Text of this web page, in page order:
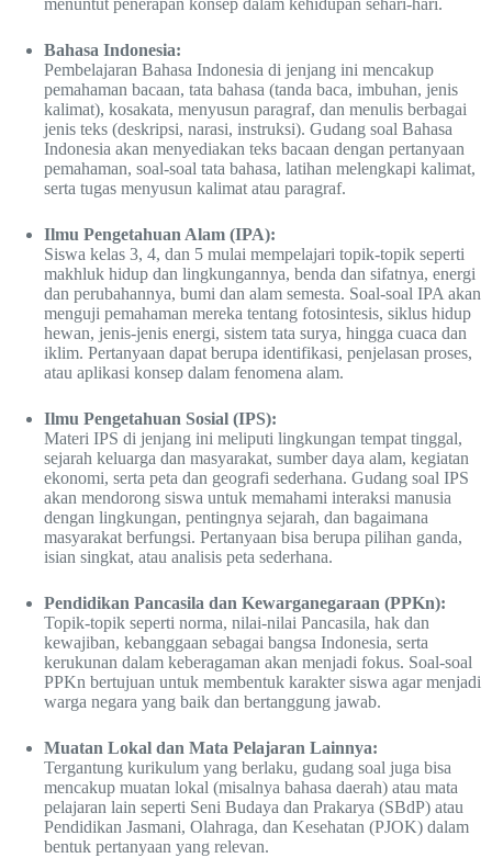
menuntut penerapan konsep dalam kehidupan sehari-hari.
Bahasa Indonesia:
Pembelajaran Bahasa Indonesia di jenjang ini mencakup
pemahaman bacaan, tata bahasa (tanda baca, imbuhan, jenis
kalimat), kosakata, menyusun paragraf, dan menulis berbagai
jenis teks (deskripsi, narasi, instruksi). Gudang soal Bahasa
Indonesia akan menyediakan teks bacaan dengan pertanyaan
pemahaman, soal-soal tata bahasa, latihan melengkapi kalimat,
serta tugas menyusun kalimat atau paragraf.
Ilmu Pengetahuan Alam (IPA):
Siswa kelas 3, 4, dan 5 mulai mempelajari topik-topik seperti
makhluk hidup dan lingkungannya, benda dan sifatnya, energi
dan perubahannya, bumi dan alam semesta. Soal-soal IPA akan
menguji pemahaman mereka tentang fotosintesis, siklus hidup
hewan, jenis-jenis energi, sistem tata surya, hingga cuaca dan
iklim. Pertanyaan dapat berupa identifikasi, penjelasan proses,
atau aplikasi konsep dalam fenomena alam.
Ilmu Pengetahuan Sosial (IPS):
Materi IPS di jenjang ini meliputi lingkungan tempat tinggal,
sejarah keluarga dan masyarakat, sumber daya alam, kegiatan
ekonomi, serta peta dan geografi sederhana. Gudang soal IPS
akan mendorong siswa untuk memahami interaksi manusia
dengan lingkungan, pentingnya sejarah, dan bagaimana
masyarakat berfungsi. Pertanyaan bisa berupa pilihan ganda,
isian singkat, atau analisis peta sederhana.
Pendidikan Pancasila dan Kewarganegaraan (PPKn):
Topik-topik seperti norma, nilai-nilai Pancasila, hak dan
kewajiban, kebanggaan sebagai bangsa Indonesia, serta
kerukunan dalam keberagaman akan menjadi fokus. Soal-soal
PPKn bertujuan untuk membentuk karakter siswa agar menjadi
warga negara yang baik dan bertanggung jawab.
Muatan Lokal dan Mata Pelajaran Lainnya:
Tergantung kurikulum yang berlaku, gudang soal juga bisa
mencakup muatan lokal (misalnya bahasa daerah) atau mata
pelajaran lain seperti Seni Budaya dan Prakarya (SBdP) atau
Pendidikan Jasmani, Olahraga, dan Kesehatan (PJOK) dalam
bentuk pertanyaan yang relevan.